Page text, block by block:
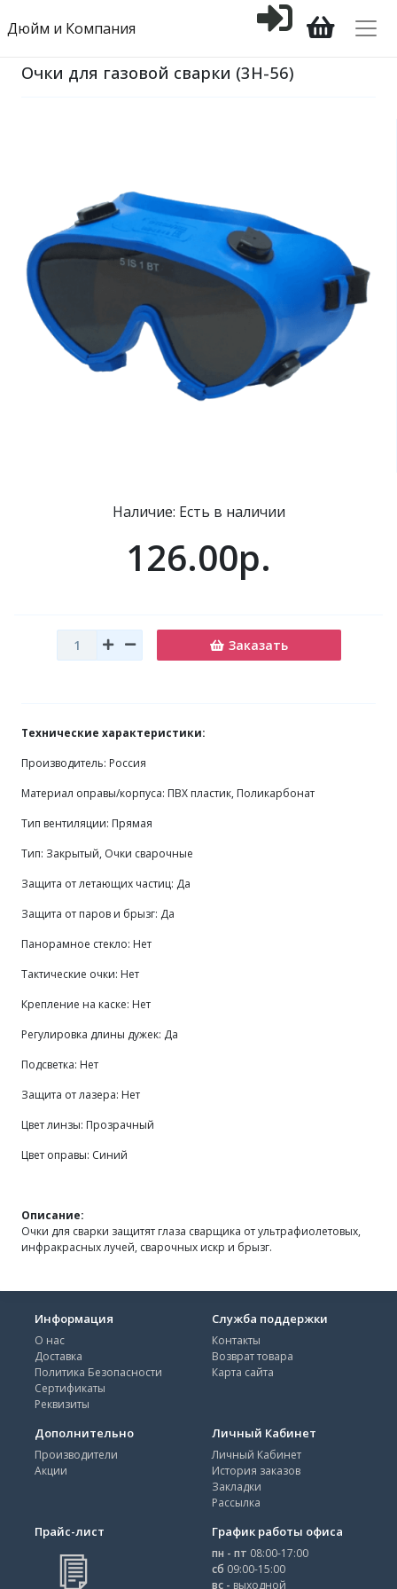
Дюйм и Компания
Очки для газовой сварки (3Н-56)
Наличие: Есть в наличии
126.00р.
Заказать
Технические характеристики:
Производитель: Россия
Материал оправы/корпуса: ПВХ пластик, Поликарбонат
Тип вентиляции: Прямая
Тип: Закрытый, Очки сварочные
Защита от летающих частиц: Да
Защита от паров и брызг: Да
Панорамное стекло: Нет
Тактические очки: Нет
Крепление на каске: Нет
Регулировка длины дужек: Да
Подсветка: Нет
Защита от лазера: Нет
Цвет линзы: Прозрачный
Цвет оправы: Синий
Описание:
Очки для сварки защитят глаза сварщика от ультрафиолетовых,
инфракрасных лучей, сварочных искр и брызг.
Информация
О нас
Доставка
Политика Безопасности
Сертификаты
Реквизиты
Служба поддержки
Контакты
Возврат товара
Карта сайта
Дополнительно
Производители
Акции
Личный Кабинет
Личный Кабинет
История заказов
Закладки
Рассылка
Прайс-лист График работы офиса
пн - пт 08:00-17:00
сб 09:00-15:00
вс - выходной